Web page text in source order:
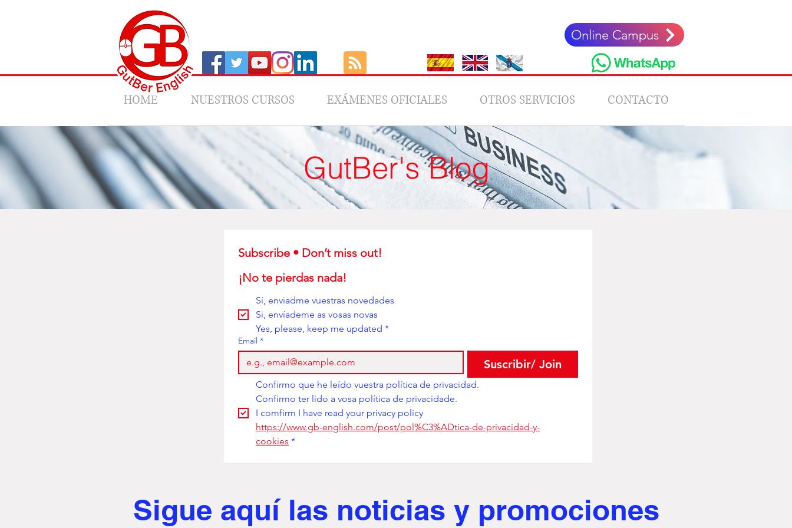
HOME NUESTROS CURSOS EXÁMENES OFICIALES OTROS SERVICIOS CONTACTO
Online Campus
GutBer's Blog
¡No te pierdas nada!
Sí, enviadme vuestras novedades
Si, envíademe as vosas novas
Yes, please, keep me updated *
Email *
Suscribir/ Join
I comfirm I have read your privacy policy
https://www.gb-english.com/post/pol%C3%ADtica-de-privacidad-y-
cookies *
Sigue aquí las noticias y promociones